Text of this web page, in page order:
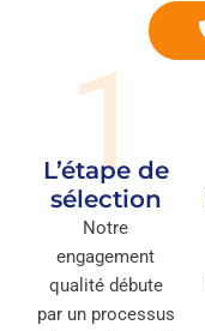
1
L’étape de
sélection
Notre
engagement
qualité débute
par un processus